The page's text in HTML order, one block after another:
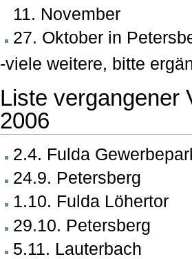
11. November
27. Oktober in
-viele weitere, bitte
Liste vergangener
2006
2.4. Fulda
24.9. Petersberg
1.10. Fulda Löhertor
29.10. Petersberg
5.11. Lauterbach